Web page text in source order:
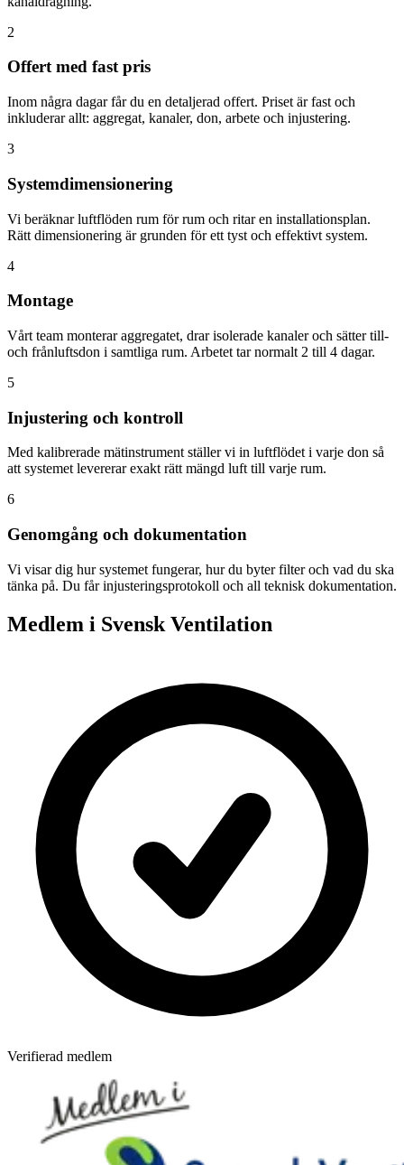
2
Offert med fast pris
Inom några dagar får du en detaljerad offert. Priset är fast och
inkluderar allt: aggregat, kanaler, don, arbete och injustering.
3
Systemdimensionering
Vi beräknar luftflöden rum för rum och ritar en installationsplan.
Rätt dimensionering är grunden för ett tyst och effektivt system.
4
Montage
Vårt team monterar aggregatet, drar isolerade kanaler och sätter till-
och frånluftsdon i samtliga rum. Arbetet tar normalt 2 till 4 dagar.
5
Injustering och kontroll
Med kalibrerade mätinstrument ställer vi in luftflödet i varje don så
att systemet levererar exakt rätt mängd luft till varje rum.
6
Genomgång och dokumentation
Vi visar dig hur systemet fungerar, hur du byter filter och vad du ska
tänka på. Du får injusteringsprotokoll och all teknisk dokumentation.
Medlem i Svensk Ventilation
Verifierad medlem